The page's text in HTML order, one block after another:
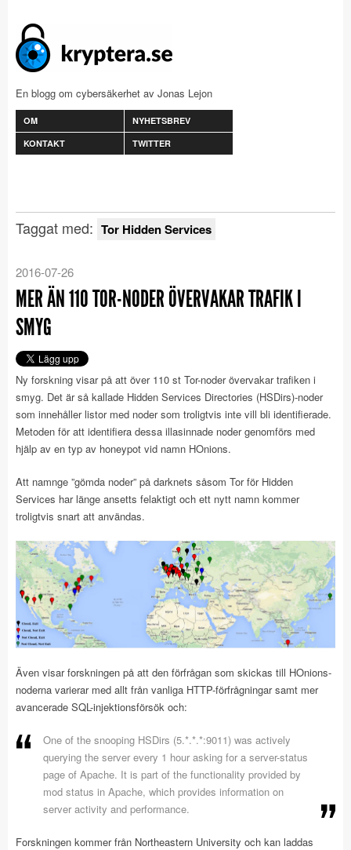
En blogg om cybersäkerhet av Jonas Lejon
OM
NYHETSBREV
KONTAKT
TWITTER
Taggat med: Tor Hidden Services
2016-07-26
MER ÄN 110 TOR-NODER ÖVERVAKAR TRAFIK I
SMYG
Ny forskning visar på att över 110 st Tor-noder övervakar trafiken i
smyg. Det är så kallade Hidden Services Directories (HSDirs)-noder
som innehåller listor med noder som troligtvis inte vill bli identifierade.
Metoden för att identifiera dessa illasinnade noder genomförs med
hjälp av en typ av honeypot vid namn HOnions.
Att namnge ”gömda noder” på darknets såsom Tor för Hidden
Services har länge ansetts felaktigt och ett nytt namn kommer
troligtvis snart att användas.
Även visar forskningen på att den förfrågan som skickas till HOnions-
noderna varierar med allt från vanliga HTTP-förfrågningar samt mer
avancerade SQL-injektionsförsök och:
One of the snooping HSDirs (5.*.*.*:9011) was actively
querying the server every 1 hour asking for a server-status
page of Apache. It is part of the functionality provided by
mod status in Apache, which provides information on
server activity and performance.
Forskningen kommer från Northeastern University och kan laddas